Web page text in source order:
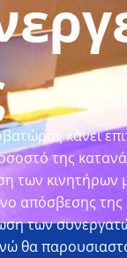
κάνει
της
των κινητήρων
απόσβεσης
των
θα